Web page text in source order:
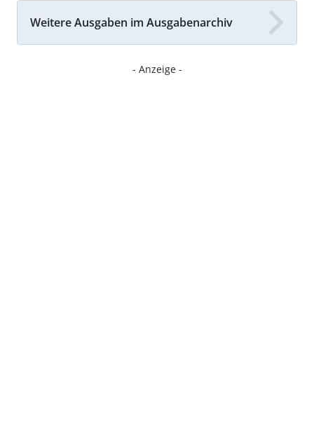
Weitere Ausgaben im Ausgabenarchiv
- Anzeige -